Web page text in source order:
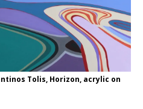
Tolis, Horizon, acrylic on